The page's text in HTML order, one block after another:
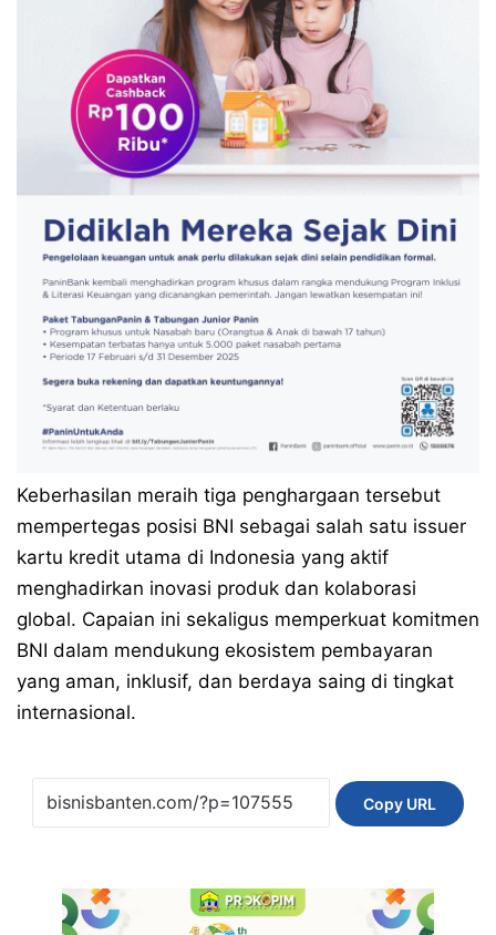
Keberhasilan meraih tiga penghargaan tersebut
mempertegas posisi BNI sebagai salah satu issuer
kartu kredit utama di Indonesia yang aktif
menghadirkan inovasi produk dan kolaborasi
global. Capaian ini sekaligus memperkuat komitmen
BNI dalam mendukung ekosistem pembayaran
yang aman, inklusif, dan berdaya saing di tingkat
internasional.
Copy URL